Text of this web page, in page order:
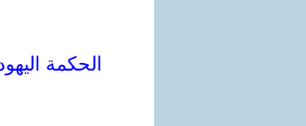
الحكمة اليهودية لنجاح